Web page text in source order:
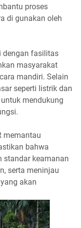
proses
di gunakan oleh
dengan fasilitas
masyarakat
mandiri. Selain
seperti listrik dan
mendukung
memantau
bahwa
standar keamanan
serta meninjau
akan